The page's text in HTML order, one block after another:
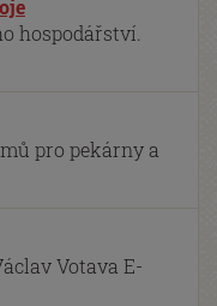
hospodářství.
pro pekárny a
Votava E-